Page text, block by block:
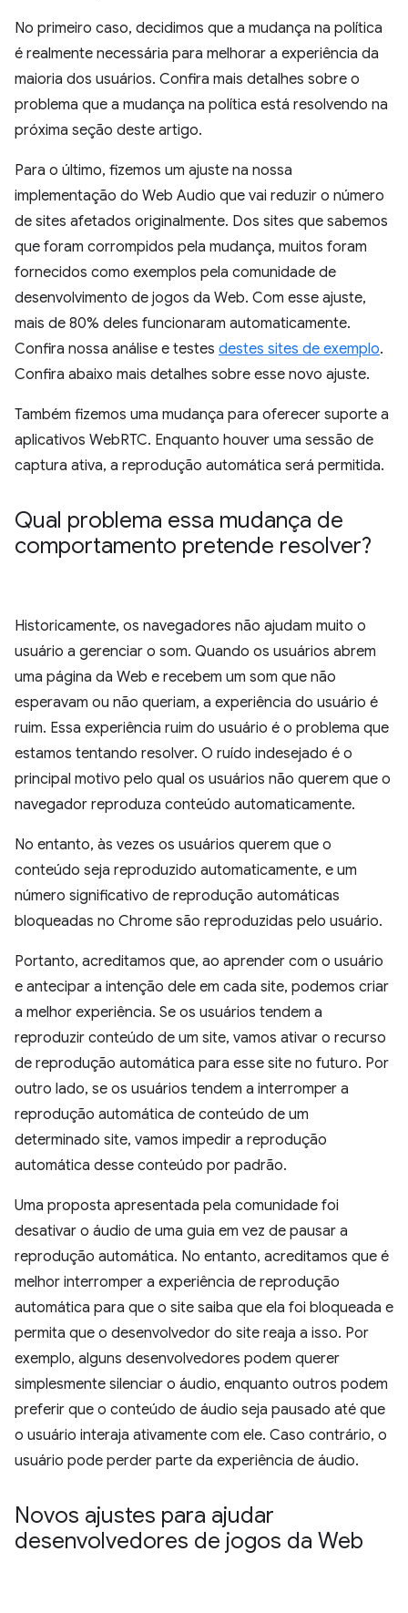
No primeiro caso, decidimos que a mudança na política
é realmente necessária para melhorar a experiência da
maioria dos usuários. Confira mais detalhes sobre o
problema que a mudança na política está resolvendo na
próxima seção deste artigo.
Para o último, fizemos um ajuste na nossa
implementação do Web Audio que vai reduzir o número
de sites afetados originalmente. Dos sites que sabemos
que foram corrompidos pela mudança, muitos foram
fornecidos como exemplos pela comunidade de
desenvolvimento de jogos da Web. Com esse ajuste,
mais de 80% deles funcionaram automaticamente.
Confira nossa análise e testes destes sites de exemplo.
Confira abaixo mais detalhes sobre esse novo ajuste.
Também fizemos uma mudança para oferecer suporte a
aplicativos WebRTC. Enquanto houver uma sessão de
captura ativa, a reprodução automática será permitida.
Qual problema essa mudança de
comportamento pretende resolver?
Historicamente, os navegadores não ajudam muito o
usuário a gerenciar o som. Quando os usuários abrem
uma página da Web e recebem um som que não
esperavam ou não queriam, a experiência do usuário é
ruim. Essa experiência ruim do usuário é o problema que
estamos tentando resolver. O ruído indesejado é o
principal motivo pelo qual os usuários não querem que o
navegador reproduza conteúdo automaticamente.
No entanto, às vezes os usuários querem que o
conteúdo seja reproduzido automaticamente, e um
número significativo de reprodução automáticas
bloqueadas no Chrome são reproduzidas pelo usuário.
Portanto, acreditamos que, ao aprender com o usuário
e antecipar a intenção dele em cada site, podemos criar
a melhor experiência. Se os usuários tendem a
reproduzir conteúdo de um site, vamos ativar o recurso
de reprodução automática para esse site no futuro. Por
outro lado, se os usuários tendem a interromper a
reprodução automática de conteúdo de um
determinado site, vamos impedir a reprodução
automática desse conteúdo por padrão.
Uma proposta apresentada pela comunidade foi
desativar o áudio de uma guia em vez de pausar a
reprodução automática. No entanto, acreditamos que é
melhor interromper a experiência de reprodução
automática para que o site saiba que ela foi bloqueada e
permita que o desenvolvedor do site reaja a isso. Por
exemplo, alguns desenvolvedores podem querer
simplesmente silenciar o áudio, enquanto outros podem
preferir que o conteúdo de áudio seja pausado até que
o usuário interaja ativamente com ele. Caso contrário, o
usuário pode perder parte da experiência de áudio.
Novos ajustes para ajudar
desenvolvedores de jogos da Web